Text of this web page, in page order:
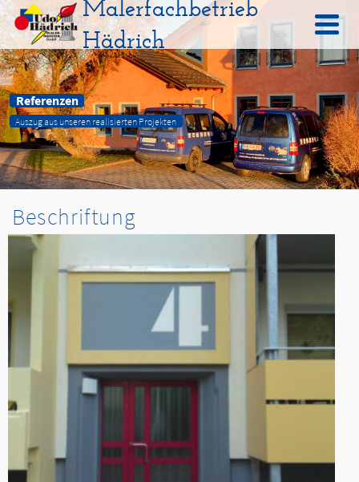
Malerfachbetrieb
Hädrich
Auszug aus unseren realisierten Projekten
Referenzen
Beschriftung